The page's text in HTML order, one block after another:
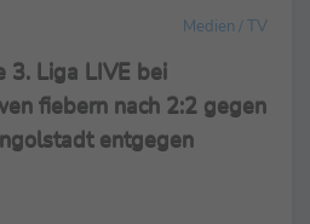
Medien / TV
3. Liga LIVE bei
fiebern nach 2:2 gegen
entgegen